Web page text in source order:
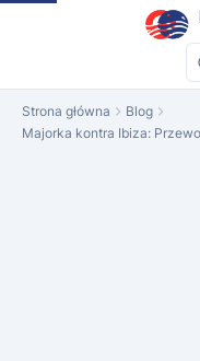
do
Strona główna
Blog
Majorka kontra Ibiza: